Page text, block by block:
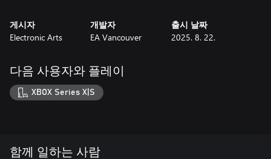
게시자
Electronic Arts
개발자
EA Vancouver
출시 날짜
2025. 8. 22.
다음 사용자와 플레이
XBOX Series X|S
함께 일하는 사람